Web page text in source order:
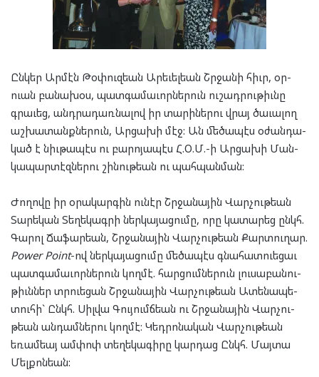
Ըն­կեր Ար­մէն Թօ­փուզ­եան Արե­ւել­եան Շրջա­նի հիւր, օր­
ուան բա­նա­խօս, պատ­գա­մա­ւոր­նե­րուն ու­շադ­րու­թիւնը
գրա­ւեց, անդ­րա­դառ­նա­լով իր տա­րի­նե­րու վրայ ծա­ւա­լող
աշ­խա­տանք­նե­րուն, Ար­ցա­խի մէջ: Ան մե­ծա­պէս օժան­դա­
կած է նիւ­թա­պէս ու բա­րո­յա­պէս Հ.Օ.Մ.-ի Ար­ցա­խի Ման­
կա­պար­տէզ­նե­րու շի­նու­թեան ու պահ­պան­ման:
Ժո­ղո­վը իր օրա­կար­գին ու­նէր Շրջա­նա­յին Վար­չու­թեան
Տա­րե­կան Տե­ղե­կագ­րի ներ­կա­յա­ցու­մը, որը կա­տա­րեց ընկհ.
Գա­րոլ Ճա­ֆար­եան, Շրջա­նա­յին Վար­չու­թեան Քար­տու­ղար.
Power Point-ով ­ներ­կա­յա­ցու­մը մե­ծա­պէս գնա­հատ­ուե­ցաւ
պատ­գա­մա­ւոր­նե­րուն կող­մէ. հար­ցում­նե­րուն լու­սա­բա­նու­
թիւն­ներ տրուե­ցան Շրջա­նա­յին Վար­չու­թեան Ատե­նա­պե­
տու­հի` Ընկհ. Սիլ­վա Գու­յումճ­եան ու Շրջա­նա­յին Վար­չու­
թեան ան­դամ­նե­րու կող­մէ: Կեդ­րո­նա­կան Վար­չու­թեան
եռամ­եայ ամ­փոփ տե­ղե­կա­գի­րը կար­դաց Ընկհ. Մայ­տա
Մել­քոն­եան: